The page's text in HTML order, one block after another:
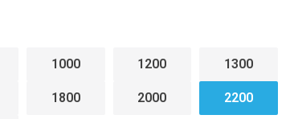
1000 1200 1300
1800 2000 2200